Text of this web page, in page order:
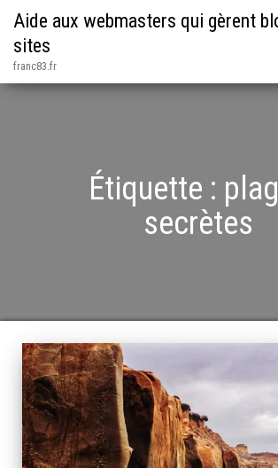
Aide aux webmasters qui gèrent
sites
franc83.fr
Étiquette :
secrètes